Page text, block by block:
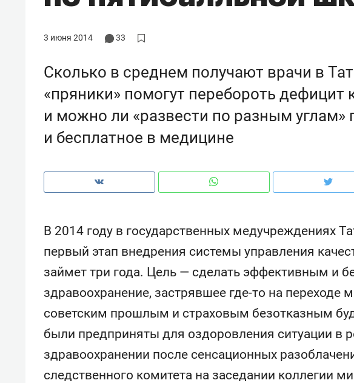
3 июня 2014 33
Сколько в среднем получают врачи в
«пряники» помогут перебороть дефицит
и можно ли «развести по разным углам»
и бесплатное в медицине
В 2014 году в государственных медучреждениях
первый этап внедрения системы управления
займет три года. Цель — сделать эффективным и
здравоохранение, застрявшее где-то на переходе
советским прошлым и страховым безотказным
были предприняты для оздоровления ситуации в
здравоохранении после сенсационных
следственного комитета на заседании коллегии
Как ГК «МИР ГРУПП» и ВТБ
создают оазис жилого
комфорта под Казанью
150 камер до
ID вместо ключа:
безопасность в ЖК